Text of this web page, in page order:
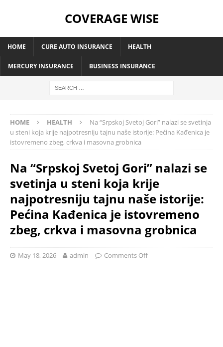
COVERAGE WISE
HOME CURE AUTO INSURANCE HEALTH
MERCURY INSURANCE BUSINESS INSURANCE
HOME HEALTH
Na “Srpskoj Svetoj Gori” nalazi se svetinja
u steni koja krije najpotresniju tajnu naše istorije: Pećina Kađenica je
istovremeno zbeg, crkva i masovna grobnica
Na “Srpskoj Svetoj Gori” nalazi se
svetinja u steni koja krije
najpotresniju tajnu naše istorije:
Pećina Kađenica je istovremeno
zbeg, crkva i masovna grobnica
May 18, 2026 admin Comments Off